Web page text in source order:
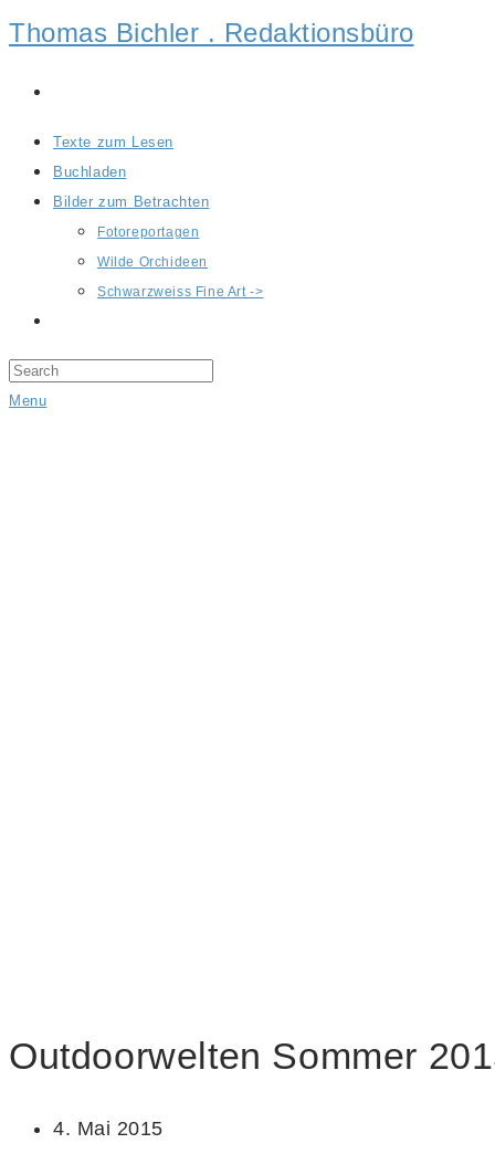
Thomas Bichler . Redaktionsbüro
Texte zum Lesen
Buchladen
Bilder zum Betrachten
Fotoreportagen
Wilde Orchideen
Schwarzweiss Fine Art ->
Menu
Outdoorwelten Sommer
4. Mai 2015